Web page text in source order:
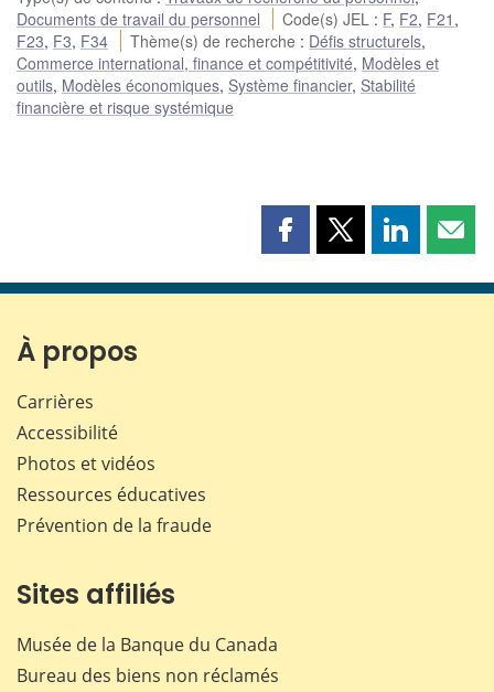
Documents de travail du personnel
Code(s) JEL : F, F2, F21 ,
F23, F3, F34 Thème(s) de recherche : Défis structurels,
Commerce international, finance et compétitivité, Modèles et
outils, Modèles économiques, Système financier, Stabilité
financière et risque systémique
Partager
page
Partager
page
Partager
page page
À propos
Carrières
Accessibilité
Photos et vidéos
Ressources éducatives
Prévention de la fraude
Sites affiliés
Musée de la Banque du Canada
Bureau des biens non réclamés